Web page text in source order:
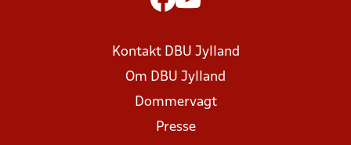
Kontakt DBU Jylland
Om DBU Jylland
Dommervagt
Presse